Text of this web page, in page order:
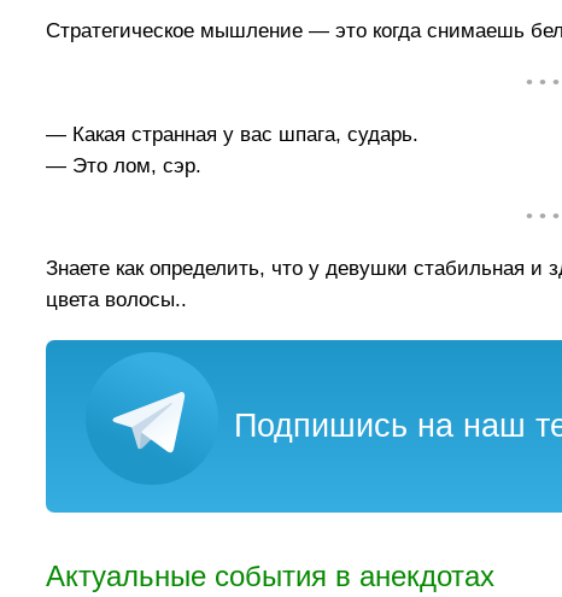
Стратегическое мышление — это когда снимаешь
• • •
— Какая странная у вас шпага, сударь.
— Это лом, сэр.
• • •
Знаете как определить, что у девушки стабильная и
цвета волосы..
Подпишись на наш
Актуальные события в анекдотах